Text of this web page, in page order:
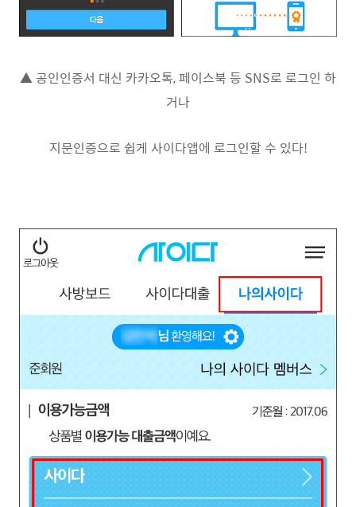
▲ 공인인증서 대신 카카오톡, 페이스북 등 SNS로 로그인 하
거나
지문인증으로 쉽게 사이다앱에 로그인할 수 있다!